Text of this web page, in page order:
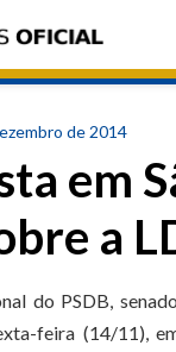
de 2014
em
a
do PSDB,
feira (14/11),